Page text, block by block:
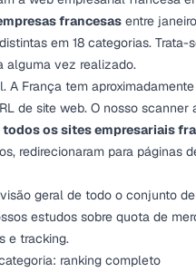
francesas entre
em 18 categorias.
alguma vez realizado.
A França tem
de site web. O nosso
todos os sites empresariais
redirecionaram para páginas
geral de todo o conjunto
estudos sobre quota de
e tracking.
ranking completo